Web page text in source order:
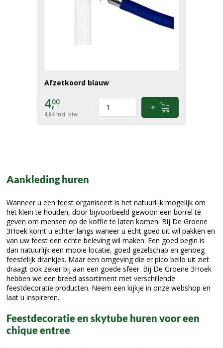
Afzetkoord blauw
4,00
4,84 incl. btw
Aankleding huren
Wanneer u een feest organiseert is het natuurlijk mogelijk om
het klein te houden, door bijvoorbeeld gewoon een borrel te
geven om mensen op de koffie te laten komen. Bij De Groene
3Hoek komt u echter langs waneer u echt goed uit wil pakken en
van uw feest een echte beleving wil maken. Een goed begin is
dan natuurlijk een mooie locatie, goed gezelschap en genoeg
feestelijk drankjes. Maar een omgeving die er pico bello uit ziet
draagt ook zeker bij aan een goede sfeer. Bij De Groene 3Hoek
hebben we een breed assortiment met verschillende
feestdecoratie producten. Neem een kijkje in onze webshop en
laat u inspireren.
Feestdecoratie en skytube huren voor een
chique entree